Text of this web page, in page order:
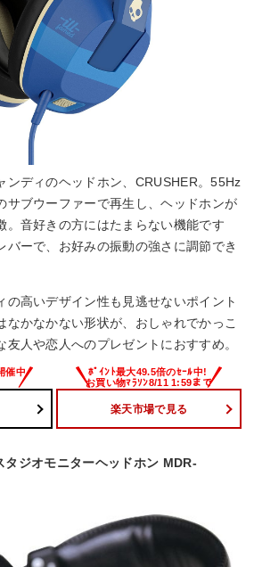
ンディのヘッドホン、CRUSHER。55Hz
サブウーファーで再生し、ヘッドホンが
。音好きの方にはたまらない機能です
バーで、お好みの振動の強さに調節でき
の高いデザイン性も見逃せないポイント
なかなかない形状が、おしゃれでかっこ
友人や恋人へのプレゼントにおすすめ。
楽天市場で見る
タジオモニターヘッドホン MDR-